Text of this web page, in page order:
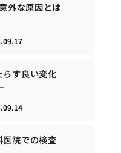
外な原因とは
す良い変化
院での検査